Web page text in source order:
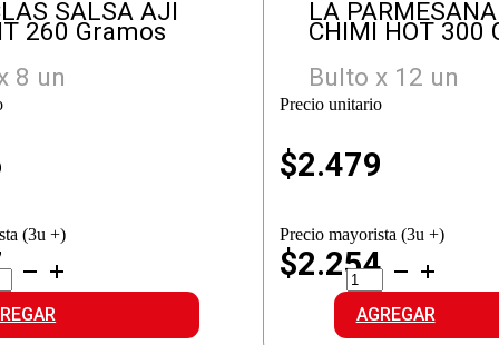
SALSA AJI
260 Gramos
8 un
(3u +)
LA
CHIMI HOT 300
Bulto x 12 un
Precio unitario
$2.479
Precio mayorista (3u +)
$2.254
LA
PARMESANA
SALSA
CHIMI
AGREGAR